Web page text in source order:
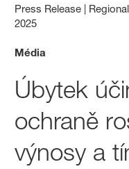
Press Release |
2025
Média
Úbytek
ochraně
výnosy a